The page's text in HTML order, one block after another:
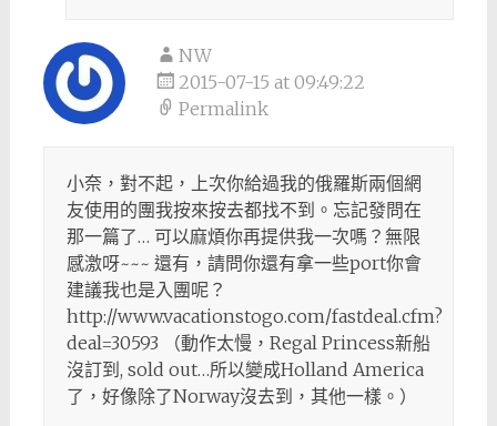
NW
2015-07-15 at 09:49:22
Permalink
小奈，對不起，上次你給過我的俄羅斯兩個網
友使用的團我按來按去都找不到。忘記發問在
那一篇了… 可以麻煩你再提供我一次嗎？無限
感激呀~~~ 還有，請問你還有拿一些port你會
建議我也是入團呢？
http://www.vacationstogo.com/fastdeal.cfm?
deal=30593 （動作太慢，Regal Princess新船
沒訂到, sold out…所以變成Holland America
了，好像除了Norway沒去到，其他一樣。）